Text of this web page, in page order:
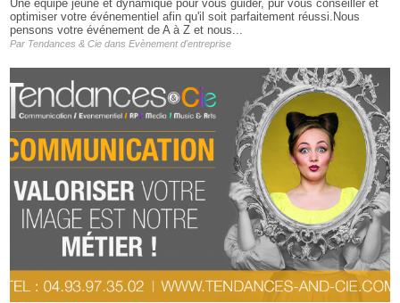
Une équipe jeune et dynamique pour vous guider, pur vous conseiller et
optimiser votre événementiel afin qu'il soit parfaitement réussi.Nous
pensons votre événement de A à Z et nous...
Par Tendances & Ciedans Evènement d'entreprise